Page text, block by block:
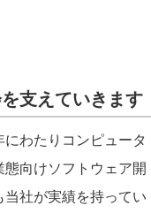
支えていきます
わたりコンピュータ
向けソフトウェア開
社が実績を持ってい